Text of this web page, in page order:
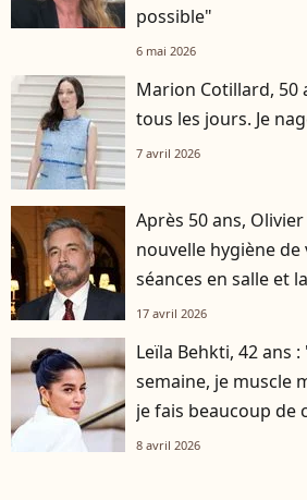
possible"
6 mai 2026
Marion Cotillard, 50
tous les jours. Je
7 avril 2026
Après 50 ans,
nouvelle hygiène de
séances en salle et
17 avril 2026
Leïla Behkti, 42 ans
semaine, je muscle
je fais beaucoup de
8 avril 2026